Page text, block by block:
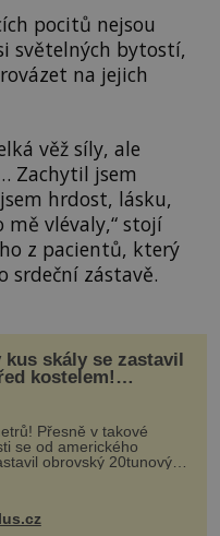
pocitů nejsou
světelných bytostí,
na jejich
věž síly, ale
Zachytil jsem
hrdost, lásku,
vlévaly,“ stojí
z pacientů, který
srdeční zástavě.
kus skály se zastavil
kostelem!
ho boží síla?
Přesně v takové
se od amerického
obrovský 20tunový